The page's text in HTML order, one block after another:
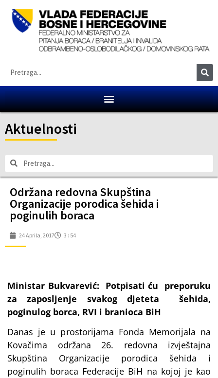
Aktuelnosti
Održana redovna Skupština
Organizacije porodica šehida i
poginulih boraca
24 Aprila, 2017 3 : 54
Ministar Bukvarević: Potpisati ću preporuku
za zaposljenje svakog djeteta šehida,
poginulog borca, RVI i branioca BiH
Danas je u prostorijama Fonda Memorijala na
Kovačima održana 26. redovna izvještajna
Skupština Organizacije porodica šehida i
poginulih boraca Federacije BiH na kojoj je kao